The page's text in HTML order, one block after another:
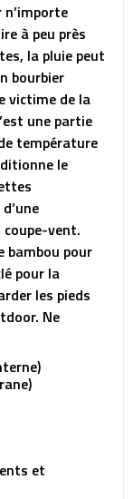
n’importe
à peu près
la pluie peut
bourbier
victime de la
une partie
température
le
vent.
bambou pour
pour la
les pieds
Ne
et